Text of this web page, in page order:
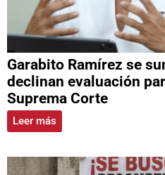
Garabito Ramírez se
declinan evaluación
Suprema Corte
Leer más